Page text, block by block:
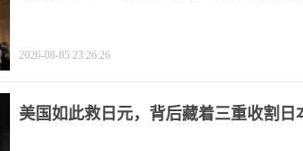
2026-08-05 23:26:26
美国如此救日元，背后藏着三重收割日